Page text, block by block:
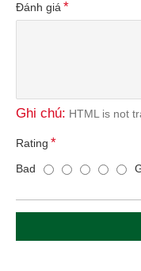
Đánh giá
Ghi chú: HTML is not
Rating
Bad